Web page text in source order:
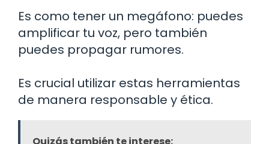
Es como tener un megáfono: puedes
amplificar tu voz, pero también
puedes propagar rumores.
Es crucial utilizar estas herramientas
de manera responsable y ética.